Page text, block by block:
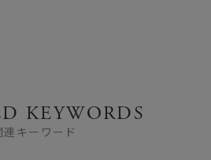
KEYWORDS
連キーワード